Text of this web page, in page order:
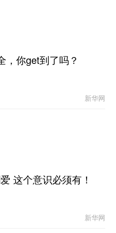
，你get到了吗？
新华网
这个意识必须有！
新华网